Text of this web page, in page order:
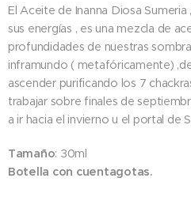
El Aceite de Inanna Diosa
sus energías , es una mezcla de
profundidades de nuestras
inframundo ( metafóricamente)
ascender purificando los 7
trabajar sobre finales de
a ir hacia el invierno u el portal de
Tamaño: 30ml
Botella con cuentagotas.